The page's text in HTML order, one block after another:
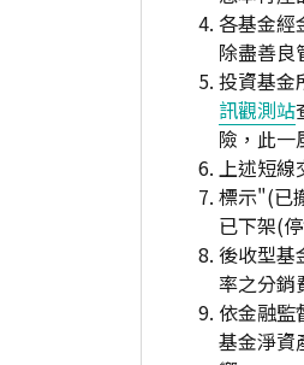
各基金經
除盡善良
投資基金
訊觀測站
險，此一
上述短線
標示"(已
已下架(
後收型基
率之分銷
依金融監
基金淨資